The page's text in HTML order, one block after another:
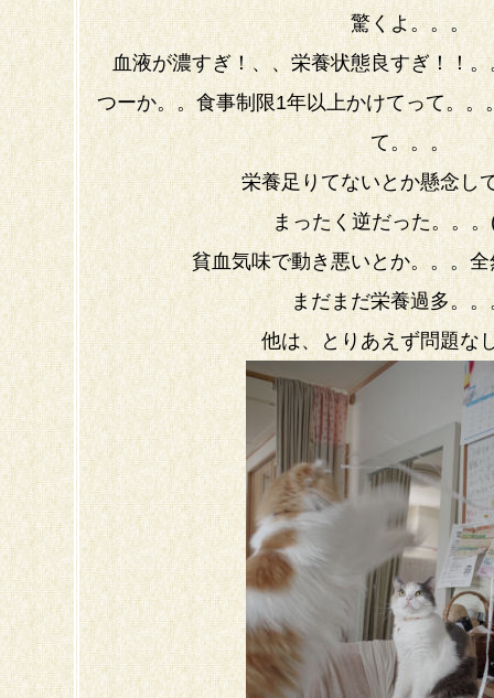
驚くよ。。。
血液が濃すぎ！、、栄養状態良すぎ！！
つーか。。食事制限1年以上かけてって。
て。。。
栄養足りてないとか懸念し
まったく逆だった。。
貧血気味で動き悪いとか。。。
まだまだ栄養過多。
他は、とりあえず問題な